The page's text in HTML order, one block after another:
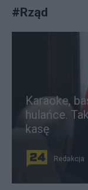
#Rząd
Karaoke,
hulańce.
kasę
Redakcja